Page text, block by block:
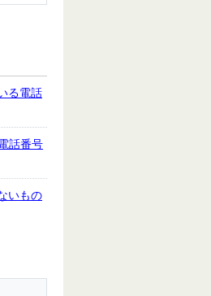
る電話
話番号
いもの